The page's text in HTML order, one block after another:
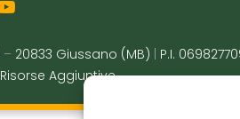
– 20833 Giussano (MB)
P.I.
Risorse Aggiuntive